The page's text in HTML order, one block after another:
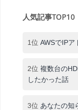
人気記事TOP10
1位 AWSでIPア
2位 複数台の
したかった話
3位 あなたの知